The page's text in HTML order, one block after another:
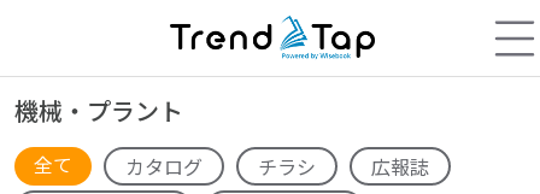
機械・プラント
全て カタログ チラシ
広報誌